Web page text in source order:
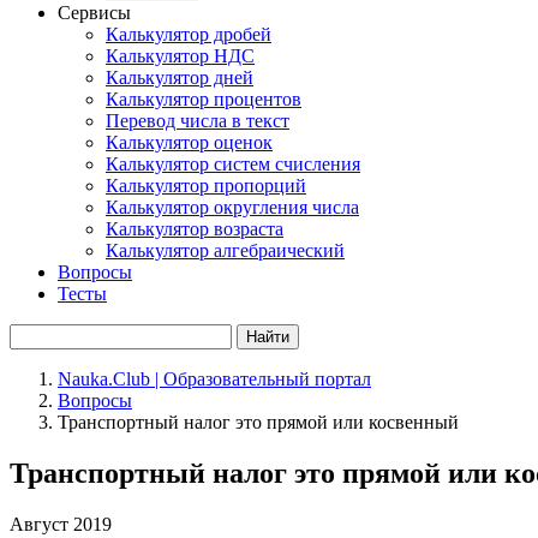
Сервисы
Калькулятор дробей
Калькулятор НДС
Калькулятор дней
Калькулятор процентов
Перевод числа в текст
Калькулятор оценок
Калькулятор систем счисления
Калькулятор пропорций
Калькулятор округления числа
Калькулятор возраста
Калькулятор алгебраический
Вопросы
Тесты
Найти
Nauka.Club | Образовательный портал
Вопросы
Транспортный налог это прямой или косвенный
Транспортный налог это прямой или
Август 2019